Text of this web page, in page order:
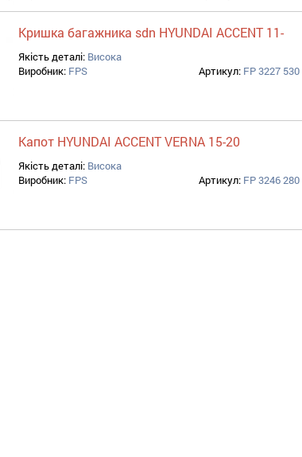
Кришка багажника sdn HYUNDAI ACCENT 11-
Якість деталі: Висока
Виробник: FPS Артикул: FP 3227 530
Капот HYUNDAI ACCENT VERNA 15-20
Якість деталі: Висока
Виробник: FPS Артикул: FP 3246 280